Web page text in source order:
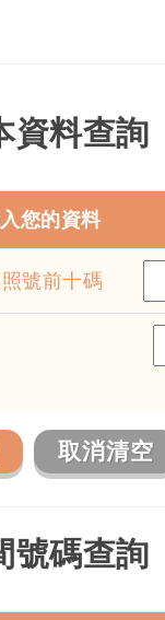
資料查詢
您的資料
號前十碼
號碼查詢